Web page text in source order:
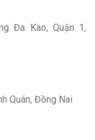
Đa Kao, Quận 1,
Quán, Đồng Nai